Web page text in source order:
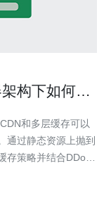
构下如何通
和多层缓存可以
通过静态资源上抛到
策略并结合DDoS
策略：